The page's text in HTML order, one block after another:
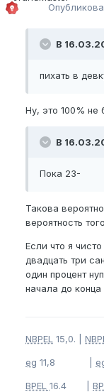
В
пихать в
Ну, это 100% не
В
Пока 23-
Такова
вероятность
Если что я
двадцать три
один процент
начала до конца
NBPEL 15,0. |
eg 11,8 |
BPEL 16.4 |